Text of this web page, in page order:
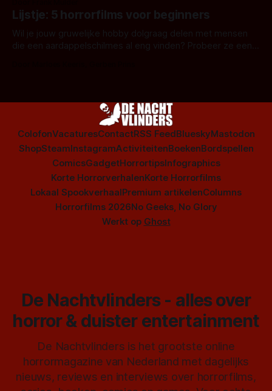
Amsterdamned of The Johnsons. Maar Nederlandse horror
is niet beperkt tot films. Hier een aantal Nederlandse tv-
series uit het duistere of horrorgenre. Als
Lijstje: 5 horrorfilms voor beginners
Wil je jouw gruwelijke hobby dolgraag delen met mensen
die een aardappelschilmes al eng vinden? Probeer ze eens
ColofonVacaturesContactRSS FeedBlueskyMastodon
ShopSteamInstagramActiviteitenBoekenBordspellen
ComicsGadgetHorrortipsInfographics
Korte HorrorverhalenKorte Horrorfilms
Lokaal SpookverhaalPremium artikelenColumns
Horrorfilms 2026No Geeks, No Glory
Werkt op Ghost
De Nachtvlinders - alles over
horror & duister entertainment
De Nachtvlinders is het grootste online
horrormagazine van Nederland met dagelijks
nieuws, reviews en interviews over horrorfilms,